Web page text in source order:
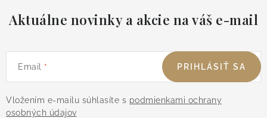
Aktuálne novinky a akcie na váš e-mail
Email
Vložením e-mailu súhlasíte s podmienkami ochrany
osobných údajov
PRIHLÁSIŤ SA